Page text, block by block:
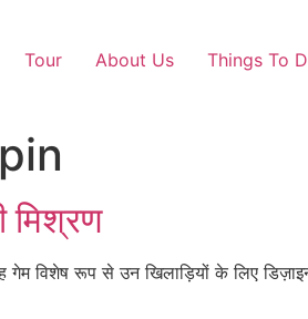
Tour About Us Things To
विशेष रूप से उन खिलाड़ियों के लिए